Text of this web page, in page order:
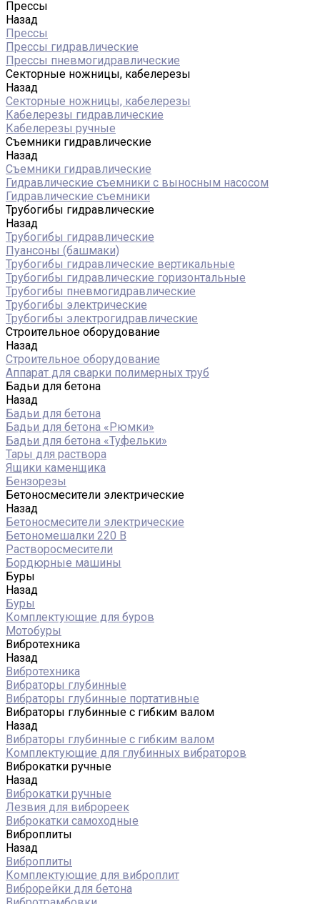
Прессы
Назад
Прессы
Прессы гидравлические
Прессы пневмогидравлические
Секторные ножницы, кабелерезы
Назад
Секторные ножницы, кабелерезы
Кабелерезы гидравлические
Кабелерезы ручные
Съемники гидравлические
Назад
Съемники гидравлические
Гидравлические cъемники с выносным насосом
Гидравлические съемники
Трубогибы гидравлические
Назад
Трубогибы гидравлические
Пуансоны (башмаки)
Трубогибы гидравлические вертикальные
Трубогибы гидравлические горизонтальные
Трубогибы пневмогидравлические
Трубогибы электрические
Трубогибы электрогидравлические
Строительное оборудование
Назад
Строительное оборудование
Аппарат для сварки полимерных труб
Бадьи для бетона
Назад
Бадьи для бетона
Бадьи для бетона «Рюмки»
Бадьи для бетона «Туфельки»
Тары для раствора
Ящики каменщика
Бензорезы
Бетоносмесители электрические
Назад
Бетоносмесители электрические
Бетономешалки 220 В
Растворосмесители
Бордюрные машины
Буры
Назад
Буры
Комплектующие для буров
Мотобуры
Вибротехника
Назад
Вибротехника
Вибраторы глубинные
Вибраторы глубинные портативные
Вибраторы глубинные с гибким валом
Назад
Вибраторы глубинные с гибким валом
Комплектующие для глубинных вибраторов
Виброкатки ручные
Назад
Виброкатки ручные
Лезвия для виброреек
Виброкатки самоходные
Виброплиты
Назад
Виброплиты
Комплектующие для виброплит
Виброрейки для бетона